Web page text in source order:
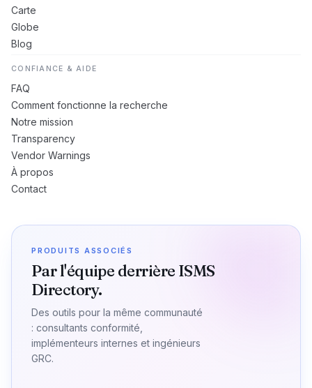
Carte
Globe
Blog
CONFIANCE & AIDE
FAQ
Comment fonctionne la recherche
Notre mission
Transparency
Vendor Warnings
À propos
Contact
PRODUITS ASSOCIÉS
Par l'équipe derrière ISMS
Directory.
Des outils pour la même communauté
: consultants conformité,
implémenteurs internes et ingénieurs
GRC.